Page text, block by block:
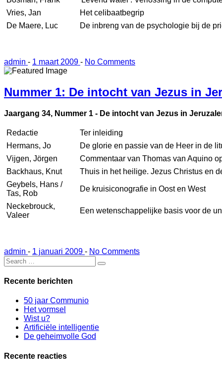
Vries, Jan
Het celibaatbegrip
De Maere, Luc
De inbreng van de psychologie bij de
admin - 1 maart 2009 - No Comments
Nummer 1: De intocht van Jezus in
Jaargang 34, Nummer 1 - De intocht van Jezus in
Redactie
Ter inleiding
Hermans, Jo
De glorie en passie van de Heer in de
Vijgen, Jörgen
Commentaar van Thomas van Aquino
Backhaus, Knut
Thuis in het heilige. Jezus Christus en
Geybels, Hans /
Tas, Rob
De kruisiconografie in Oost en West
Neckebrouck,
Valeer
Een wetenschappelijke basis voor de
admin - 1 januari 2009 - No Comments
Recente berichten
50 jaar Communio
Het vormsel
Wist u?
Artificiële intelligentie
De geheimvolle God
Recente reacties